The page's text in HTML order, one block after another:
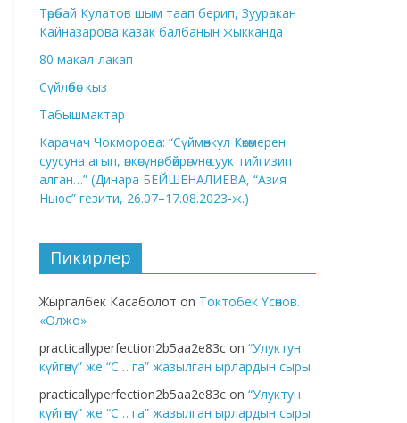
Төрөбай Кулатов шым таап берип, Зууракан
Кайназарова казак балбанын жыкканда
80 макал-лакап
Сүйлөбөс кыз
Табышмактар
Карачач Чокморова: “Сүймөнкул Көкөмерен
суусуна агып, өпкөсүнө, бөйрөгүнө суук тийгизип
алган…” (Динара БЕЙШЕНАЛИЕВА, “Азия
Ньюс” гезити, 26.07–17.08.2023-ж.)
Пикирлер
Жыргалбек Касаболот on Токтобек Үсөнов.
«Олжо»
practicallyperfection2b5aa2e83c on “Улуктун
күйгөнү” же “С… га” жазылган ырлардын сыры
practicallyperfection2b5aa2e83c on “Улуктун
күйгөнү” же “С… га” жазылган ырлардын сыры